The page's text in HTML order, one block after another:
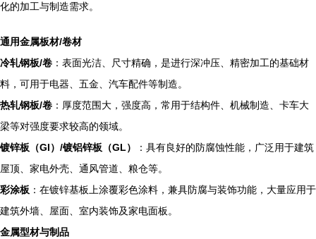
化的加工与制造需求。
通用金属板材/卷材
冷轧钢板/卷 ：表面光洁、尺寸精确，是进行深冲压、精密加工的基础材
料，可用于电器、五金、汽车配件等制造。
热轧钢板/卷 ：厚度范围大，强度高，常用于结构件、机械制造、卡车大
梁等对强度要求较高的领域。
镀锌板（GI）/镀铝锌板（GL）
：具有良好的防腐蚀性能，广泛用于建筑
屋顶、家电外壳、通风管道、粮仓等。
彩涂板 ：在镀锌基板上涂覆彩色涂料，兼具防腐与装饰功能，大量应用于
建筑外墙、屋面、室内装饰及家电面板。
金属型材与制品